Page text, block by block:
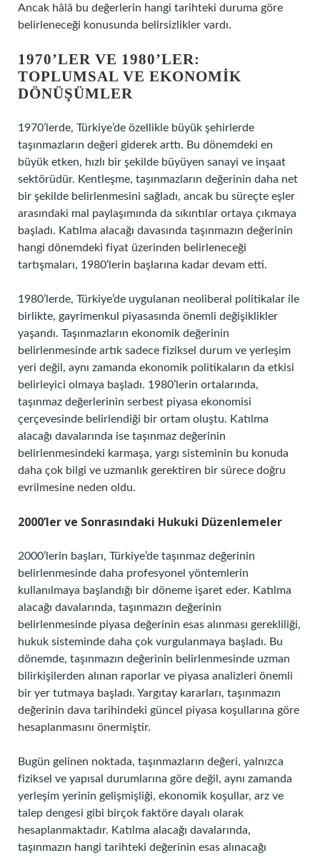
Ancak hâlâ bu değerlerin hangi tarihteki duruma göre
belirleneceği konusunda belirsizlikler vardı.
1970’LER VE 1980’LER:
TOPLUMSAL VE EKONOMIK
DÖNÜŞÜMLER
1970’lerde, Türkiye’de özellikle büyük şehirlerde
taşınmazların değeri giderek arttı. Bu dönemdeki en
büyük etken, hızlı bir şekilde büyüyen sanayi ve inşaat
sektörüdür. Kentleşme, taşınmazların değerinin daha net
bir şekilde belirlenmesini sağladı, ancak bu süreçte eşler
arasındaki mal paylaşımında da sıkıntılar ortaya çıkmaya
başladı. Katılma alacağı davasında taşınmazın değerinin
hangi dönemdeki fiyat üzerinden belirleneceği
tartışmaları, 1980’lerin başlarına kadar devam etti.
1980’lerde, Türkiye’de uygulanan neoliberal politikalar ile
birlikte, gayrimenkul piyasasında önemli değişiklikler
yaşandı. Taşınmazların ekonomik değerinin
belirlenmesinde artık sadece fiziksel durum ve yerleşim
yeri değil, aynı zamanda ekonomik politikaların da etkisi
belirleyici olmaya başladı. 1980’lerin ortalarında,
taşınmaz değerlerinin serbest piyasa ekonomisi
çerçevesinde belirlendiği bir ortam oluştu. Katılma
alacağı davalarında ise taşınmaz değerinin
belirlenmesindeki karmaşa, yargı sisteminin bu konuda
daha çok bilgi ve uzmanlık gerektiren bir sürece doğru
evrilmesine neden oldu.
2000’ler ve Sonrasındaki Hukuki Düzenlemeler
2000’lerin başları, Türkiye’de taşınmaz değerinin
belirlenmesinde daha profesyonel yöntemlerin
kullanılmaya başlandığı bir döneme işaret eder. Katılma
alacağı davalarında, taşınmazın değerinin
belirlenmesinde piyasa değerinin esas alınması gerekliliği,
hukuk sisteminde daha çok vurgulanmaya başladı. Bu
dönemde, taşınmazın değerinin belirlenmesinde uzman
bilirkişilerden alınan raporlar ve piyasa analizleri önemli
bir yer tutmaya başladı. Yargıtay kararları, taşınmazın
değerinin dava tarihindeki güncel piyasa koşullarına göre
hesaplanmasını önermiştir.
Bugün gelinen noktada, taşınmazların değeri, yalnızca
fiziksel ve yapısal durumlarına göre değil, aynı zamanda
yerleşim yerinin gelişmişliği, ekonomik koşullar, arz ve
talep dengesi gibi birçok faktöre dayalı olarak
hesaplanmaktadır. Katılma alacağı davalarında,
taşınmazın hangi tarihteki değerinin esas alınacağı